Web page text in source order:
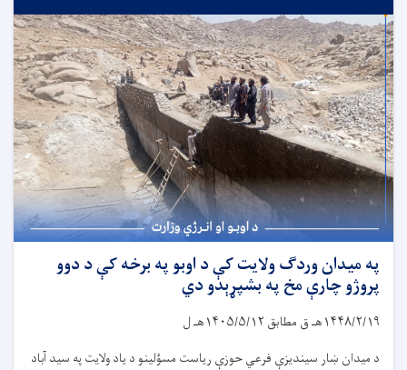
په میدان وردګ ولایت کې د اوبو په برخه کې د دوو
پروژو چارې مخ په بشپړېدو دي
۱۴۴۸/۲/۱۹هـ ق مطابق ۱۴۰۵/۵/۱۲هـ ل
د میدان ښار سیندیزې فرعي حوزې ریاست مسؤلینو د یاد ولایت په سید آباد